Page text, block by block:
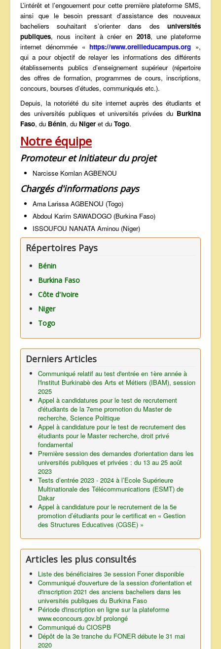
L’intérêt et l’engouement pour cette première plateforme SMS,
ainsi que le besoin pressant d’assistance des nouveaux
bacheliers souhaitant s’orienter dans des universités
publiques, nous incitent à créer en 2018, une plateforme
internet dénommée «https://www.oreilleducampus.org »,
qui a pour objectif de relayer les informations des différents
établissements publics d’enseignement supérieur (répertoire
des offres de formation, programmes de cours, inscriptions,
concours, bourses d’études, communiqués etc.).
Depuis, la notoriété du site internet auprès des étudiants et
des universités publiques et universités privées du Burkina
Faso, du Bénin, du Niger et du Togo.
Notre équipe
Promoteur et Initiateur du projet
Narcisse Komlan AGBENOU
Chargés d'informations pays
Ama Larissa AGBENOU (Togo)
Abdoul Karim SAWADOGO (Burkina Faso)
ISSOUFOU NANATA Aminou (Niger)
Répertoires Pays
Bénin
Burkina Faso
Côte d'Ivoire
Niger
Togo
Derniers Articles
Communiqué relatif au test d'entrée en 1ère année à
l'lnstitut Burkinabè des Arts et Métiers (IBAM), session
2025
Appel à candidatures pour le test de recrutement
d'étudiants de la 7eme promotion du Master de
recherche, Science Politique
Appel à candidature pour le test de recrutement des
étudiants pour le Master recherche, droit privé
fondamental
Première session des demandes d'orientation dans les
universités publiques et privées : du 13 au 25 août
2023
Tests d’entrée 2023 - 2024 à l’Ecole Supérieure
Multinationale des Télécommunications (ESMT) de
Dakar
Appel à candidature pour le recrutement de la 5e
promotion d’étudiants pour le certificat en « Gestion
des Structures Educatives (CGSE) »
Articles les plus consultés
Liste des bénéficiaires 3e session Foner disponible
Communiqué d'ouverture de la session d'orientation et
d'inscription 2021 des anciens bacheliers dans les
universités publiques du Burkina Faso
Période d'inscription en ligne sur la plateforme
www.econcours.gov.bf prolongé
Communiqué du CIOSPB
Dépôt de la 3e tranche du FONER débute le 31 mai
2020